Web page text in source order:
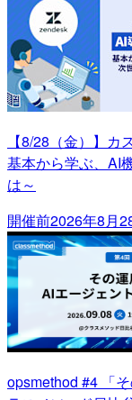
【8/28（金）】
基本から学ぶ、AI
は～
開催前2026年8月
opsmethod #4 「